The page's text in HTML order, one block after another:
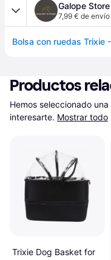
Galope Store
7,99 € de envío
Bolsa con ruedas Trixie
Productos
Hemos seleccionado
interesarte. Mostrar todo
Trixie Dog Basket for